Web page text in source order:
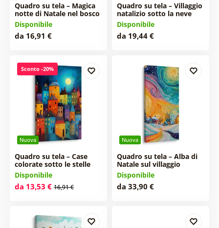
Quadro su tela – Magica
notte di Natale nel bosco
Disponibile
da 16,91 €
Quadro su tela – Villaggio
natalizio sotto la neve
Disponibile
da 19,44 €
Nuova
Sconto -20%
Quadro su tela – Case
colorate sotto le stelle
Disponibile
da 13,53 € 16,91 €
Nuova
Quadro su tela – Alba di
Natale sul villaggio
Disponibile
da 33,90 €